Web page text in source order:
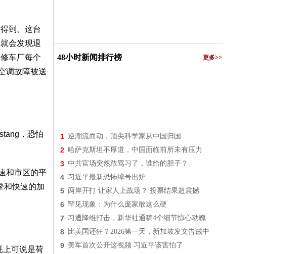
到。这台
会发现退
车厂每个
调故障被送
，恐怕
和市区的平
和快速的加
可说是荷
48小时新闻排行榜 更多>>
1 逆潮流而动，顶尖科学家从中国归国
2 哈萨克斯坦不厚道，中国面临前所未有压力
3 中共官场突然敢骂习了，谁给的胆子？
4 习近平最新恐怖绰号出炉
5 两岸开打 让家人上战场？ 投票结果超震撼
6 罕见现象：为什么庞家敢这么硬
7 习遭降维打击，新华社通稿4个细节惊心动魄
8 比美国还狂？2026第一天，新加坡发文告诫中
9 美军首次公开这视频 习近平该害怕了